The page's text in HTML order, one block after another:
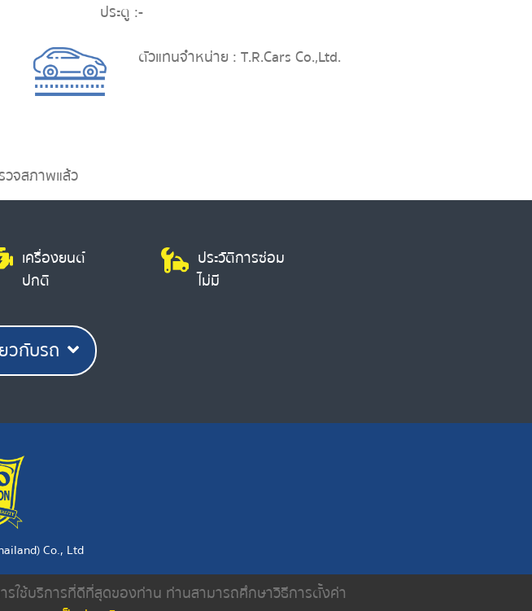
ประตู :-
ตัวแทนจำหน่าย : T.R.Cars Co.,Ltd.
วจสภาพแล้ว
เครื่องยนต์
ปกติ
ประวัติการซ่อม
ไม่มี
วกับรถ
Co., Ltd
ดีลเลอร์ บทความ ติดต่อเรา นโยบายความเป็นส่วนตัว
รใช้บริการที่ดีที่สุดของท่าน ท่านสามารถศึกษาวิธีการตั้งค่า